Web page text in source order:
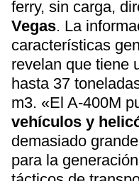
ferry, sin carga,
Vegas. La
características
revelan que tiene
hasta 37
m3. «El A-400M
vehículos y
demasiado
para la